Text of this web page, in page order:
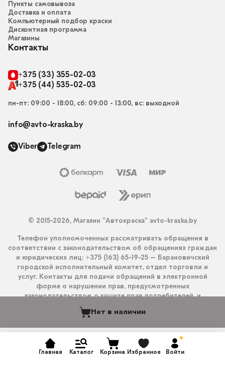
Главная Каталог Избранное Войти
Корзина
Нет в наличии
Пункты самовывоза
Доставка и оплата
Компьютерный подбор краски
Дисконтная программа
Магазины
Контакты
+375 (33) 355-02-03
+375 (44) 535-02-03
пн-пт: 09:00 - 18:00, сб: 09:00 - 13:00, вс: выходной
info@avto-kraska.by
Viber Telegram
© 2015-2026, Магазин “Автокраска” avto-kraska.by
Телефон уполномоченных рассматривать обращения в
соответствии с законодательством об обращениях граждан
и юридических лиц: +375 (163) 65-19-25 – Барановичский
городской исполнительный комитет, отдел торговли и
услуг. Контакты для подачи обращений в электронной
форме о нарушении прав, предусмотренных
законодательством о защите прав потребителей, и
получения ответа на них: info@avto-kraska.by и
+375333550203 (Viber, Telegram).